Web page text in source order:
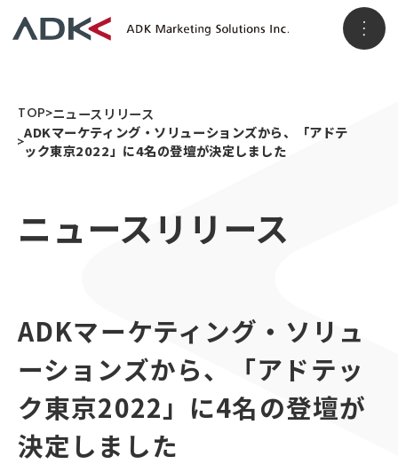
ホーム
パーパス
会社概要
事業ブランド
3つのソリューション領域
顧客データ＆インサイト
顧客接点マネジメント
ADKの独自性
ニュースリリース
採用情報
TOP ニュースリリース
ADKマーケティング・ソリューションズから、「アドテ
ック東京2022」に4名の登壇が決定しました
ニュースリリース
ADKマーケティング・ソリュ
ーションズから、「アドテッ
ク東京2022」に4名の登壇が
決定しました